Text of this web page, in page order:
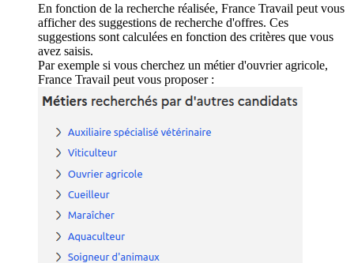
En fonction de la recherche réalisée, France Travail peut vous
afficher des suggestions de recherche d'offres. Ces
suggestions sont calculées en fonction des critères que vous
avez saisis.
Par exemple si vous cherchez un métier d'ouvrier agricole,
France Travail peut vous proposer :